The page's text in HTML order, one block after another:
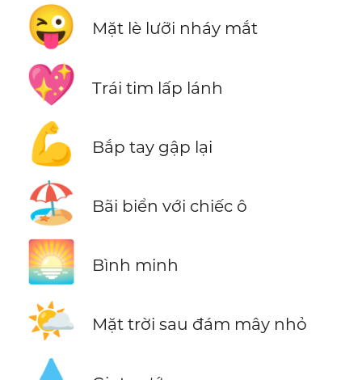
😜 Mặt lè lưỡi nháy mắt
💖 Trái tim lấp lánh
💪 Bắp tay gập lại
🏖️ Bãi biển với chiếc ô
🌅 Bình minh
🌤️ Mặt trời sau đám mây nhỏ